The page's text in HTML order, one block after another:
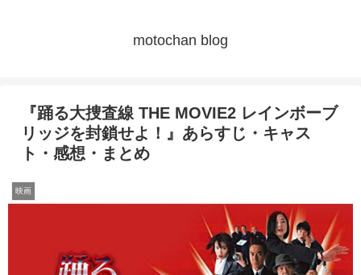
motochan blog
『踊る大捜査線 THE MOVIE2 レインボーブ
リッジを封鎖せよ！』あらすじ・キャス
ト・感想・まとめ
映画